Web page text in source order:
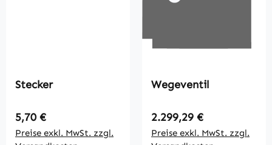
Stecker
Regulärer Preis:
5,70 €
Preise exkl. MwSt. zzgl.
Wegeventil
Regulärer Preis:
2.299,29 €
Preise exkl. MwSt. zzgl.